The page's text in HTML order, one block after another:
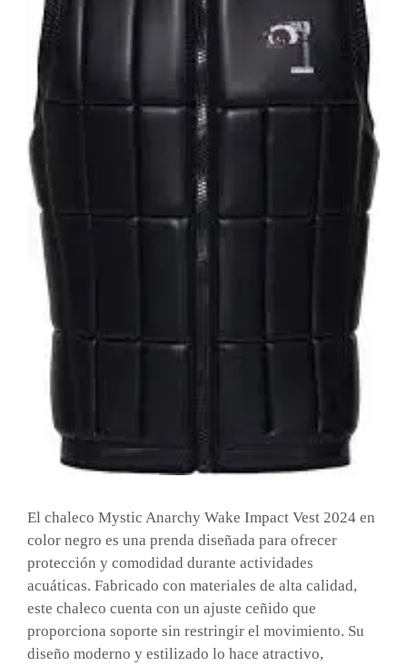
El chaleco Mystic Anarchy Wake Impact Vest 2024 en
color negro es una prenda diseñada para ofrecer
protección y comodidad durante actividades
acuáticas. Fabricado con materiales de alta calidad,
este chaleco cuenta con un ajuste ceñido que
proporciona soporte sin restringir el movimiento. Su
diseño moderno y estilizado lo hace atractivo,